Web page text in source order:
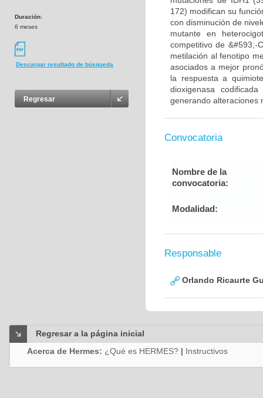
Duración:
6 meses
Descargar resultado de búsqueda
Regresar
172) modifican su
con disminución de
mutante en
competitivo de &#593;-
metilación al fenotipo
asociados a mejor
la respuesta a
dioxigenasa
generando alteraciones
Convocatoria
Nombre de la
convocatoria:
Modalidad:
Responsable
Orlando Ricaurte
Regresar a la página inicial
Acerca de Hermes: ¿Qué es HERMES? | Instructivos